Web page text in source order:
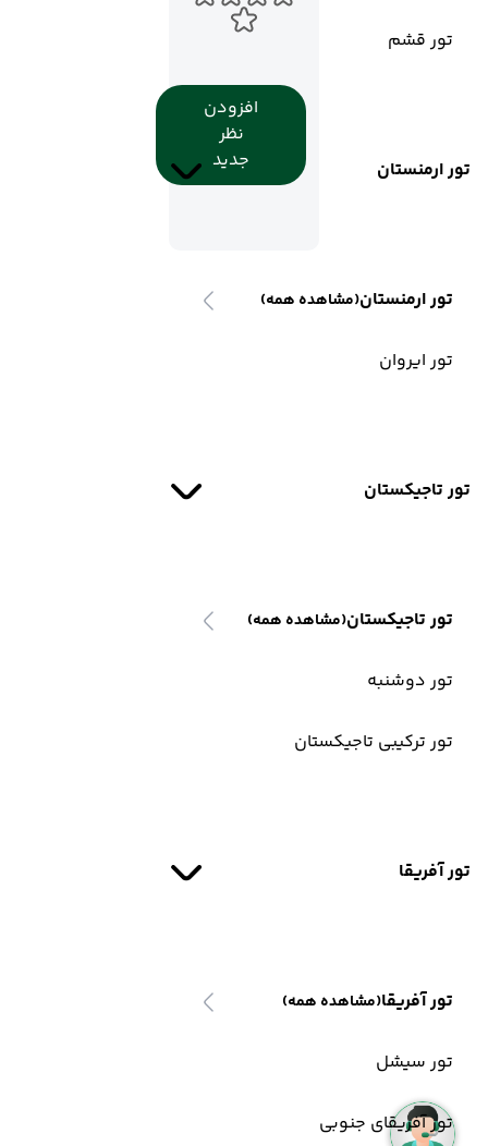
تور قشم
تور ارمنستان
تور ارمنستان(مشاهده همه)
تور ایروان
تور تاجیکستان
تور تاجیکستان(مشاهده همه)
تور دوشنبه
تور ترکیبی تاجیکستان
تور آفریقا
تور آفریقا(مشاهده همه)
تور سیشل
تور آفریقای جنوبی
افزودن
نظر
جدید